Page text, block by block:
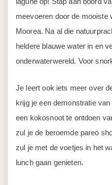
Je leert ook iets meer over
krijg je een demonstratie
een kokosnoot te ontdoen
zul je de beroemde pareo
Weer terug bij je hotel, is de
besteding.